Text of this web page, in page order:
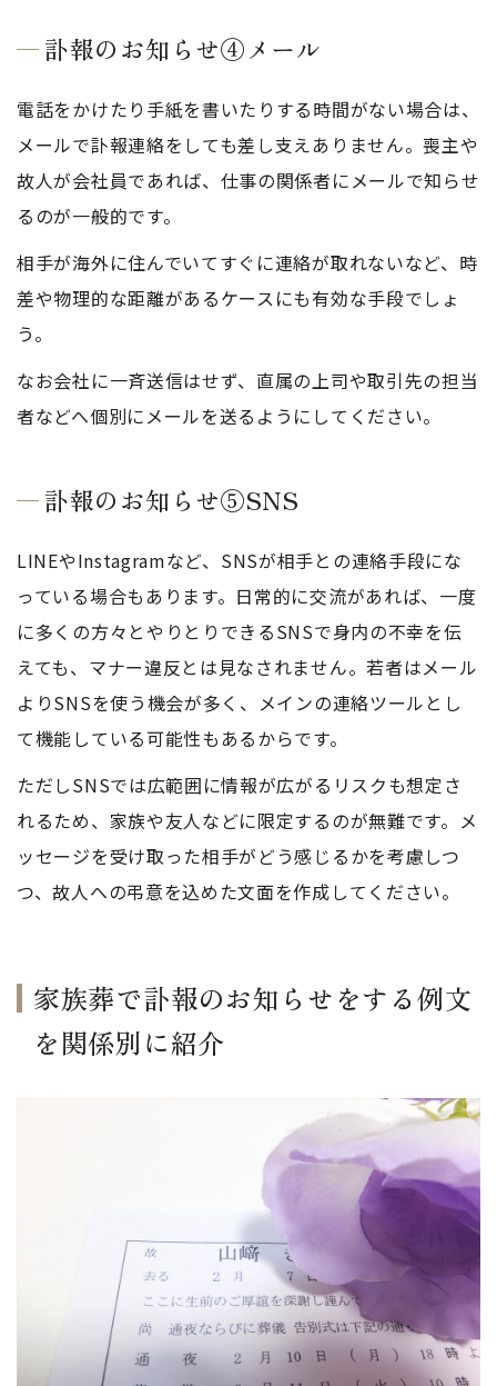
訃報のお知らせ④メール
電話をかけたり手紙を書いたりする時間がない場合は、
メールで訃報連絡をしても差し支えありません。喪主や
故人が会社員であれば、仕事の関係者にメールで知らせ
るのが一般的です。
相手が海外に住んでいてすぐに連絡が取れないなど、時
差や物理的な距離があるケースにも有効な手段でしょ
う。
なお会社に一斉送信はせず、直属の上司や取引先の担当
者などへ個別にメールを送るようにしてください。
訃報のお知らせ⑤SNS
LINEやInstagramなど、SNSが相手との連絡手段にな
っている場合もあります。日常的に交流があれば、一度
に多くの方々とやりとりできるSNSで身内の不幸を伝
えても、マナー違反とは見なされません。若者はメール
よりSNSを使う機会が多く、メインの連絡ツールとし
て機能している可能性もあるからです。
ただしSNSでは広範囲に情報が広がるリスクも想定さ
れるため、家族や友人などに限定するのが無難です。メ
ッセージを受け取った相手がどう感じるかを考慮しつ
つ、故人への弔意を込めた文面を作成してください。
家族葬で訃報のお知らせをする例文
を関係別に紹介